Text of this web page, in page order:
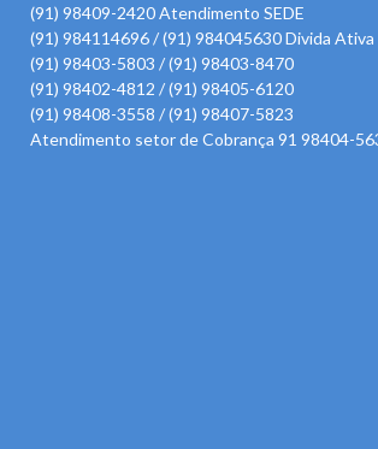
(91) 98409-2420 Atendimento SEDE
(91) 984114696 / (91) 984045630 Divida Ativa
(91) 98403-5803 / (91) 98403-8470
(91) 98402-4812 / (91) 98405-6120
(91) 98408-3558 / (91) 98407-5823
Atendimento setor de Cobrança 91 98404-